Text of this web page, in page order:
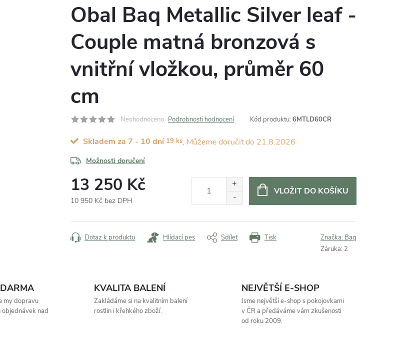
Obal Baq Metallic Silver leaf -
Couple matná bronzová s
vnitřní vložkou, průměr 60
cm
Neohodnoceno Podrobnosti hodnocení Kód produktu: 6MTLD60CR
Skladem za 7 - 10 dní 19 ks 21.8.2026
Možnosti doručení
13 250 Kč
10 950 Kč bez DPH
cena:
VLOŽIT DO KOŠÍKU
Tisk
Dotaz k produktu Hlídací pes Sdílet Značka: Baq
Záruka: 2
my dopravu
nad
KVALITA BALENÍ
Zakládáme si na kvalitním balení
rostlin i křehkého zboží.
NEJVĚTŠÍ E-SHOP
Jsme největší e-shop s pokojovkami
v ČR a předáváme vám zkušenosti
od roku 2009.